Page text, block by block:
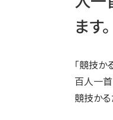
ます。
「競技か
百人一首
競技かる